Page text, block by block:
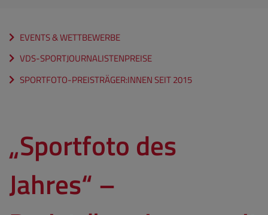
EVENTS & WETTBEWERBE
VDS-SPORTJOURNALISTENPREISE
SPORTFOTO-PREISTRÄGER:INNEN SEIT 2015
„Sportfoto des
Jahres“ –